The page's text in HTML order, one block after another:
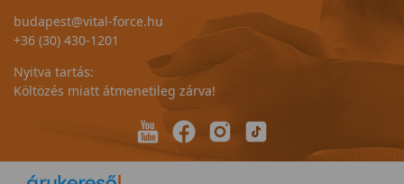
budapest@vital-force.hu
+36 (30) 430-1201
Nyitva tartás:
Költözés miatt átmenetileg zárva!